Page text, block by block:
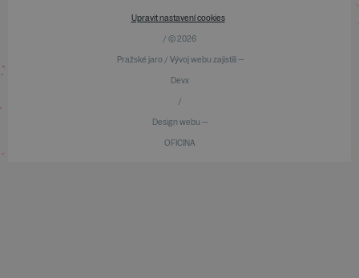
Upravit nastavení cookies
/ © 2026
Pražské jaro / Vývoj webu zajistili —
Devx
/
Design webu —
OFICINA